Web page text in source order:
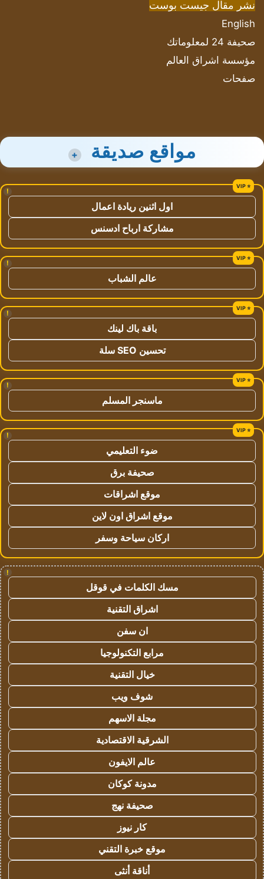
نشر مقال جيست بوست
English
صحيفة 24 لمعلوماتك
مؤسسة اشراق العالم
صفحات
مواقع صديقة +
!
اول اثنين ريادة اعمال
مشاركة ارباح ادسنس
!
عالم الشباب
!
باقة باك لينك
تحسين SEO سلة
!
ماسنجر المسلم
!
ضوء التعليمي
صحيفة برق
موقع اشراقات
موقع اشراق اون لاين
اركان سياحة وسفر
!
مسك الكلمات في قوقل
اشراق التقنية
ان سفن
مرابع التكنولوجيا
خيال التقنية
شوف ويب
مجلة الاسهم
الشرقية الاقتصادية
عالم الايفون
مدونة كوكان
صحيفة نهج
كار نيوز
موقع خبرة التقني
أناقة أنثى